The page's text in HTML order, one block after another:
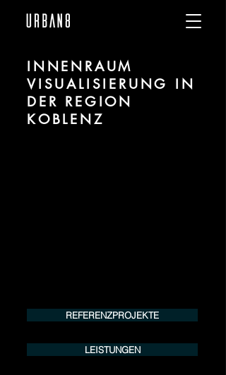
INNENRAUM
VISUALISIERUNG IN
DER REGION
KOBLENZ
REFERENZPROJEKTE
LEISTUNGEN